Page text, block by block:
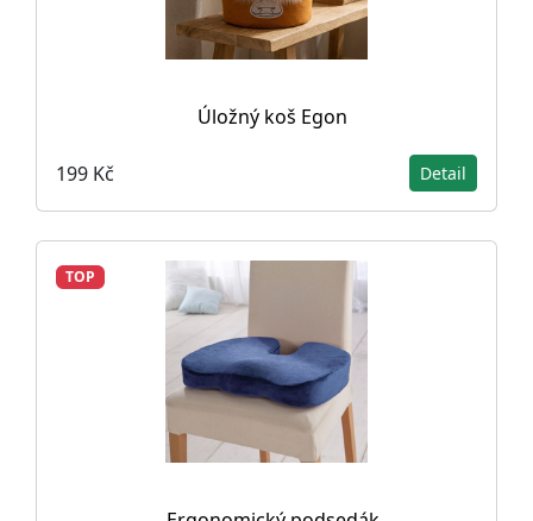
Úložný koš Egon
199 Kč Detail
TOP